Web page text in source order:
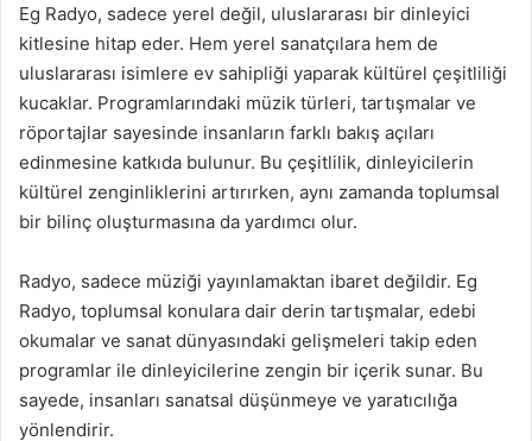
Eg Radyo, sadece yerel değil, uluslararası bir dinleyici
kitlesine hitap eder. Hem yerel sanatçılara hem de
uluslararası isimlere ev sahipliği yaparak kültürel çeşitliliği
kucaklar. Programlarındaki müzik türleri, tartışmalar ve
röportajlar sayesinde insanların farklı bakış açıları
edinmesine katkıda bulunur. Bu çeşitlilik, dinleyicilerin
kültürel zenginliklerini artırırken, aynı zamanda toplumsal
bir bilinç oluşturmasına da yardımcı olur.
Radyo, sadece müziği yayınlamaktan ibaret değildir. Eg
Radyo, toplumsal konulara dair derin tartışmalar, edebi
okumalar ve sanat dünyasındaki gelişmeleri takip eden
programlar ile dinleyicilerine zengin bir içerik sunar. Bu
sayede, insanları sanatsal düşünmeye ve yaratıcılığa
yönlendirir.